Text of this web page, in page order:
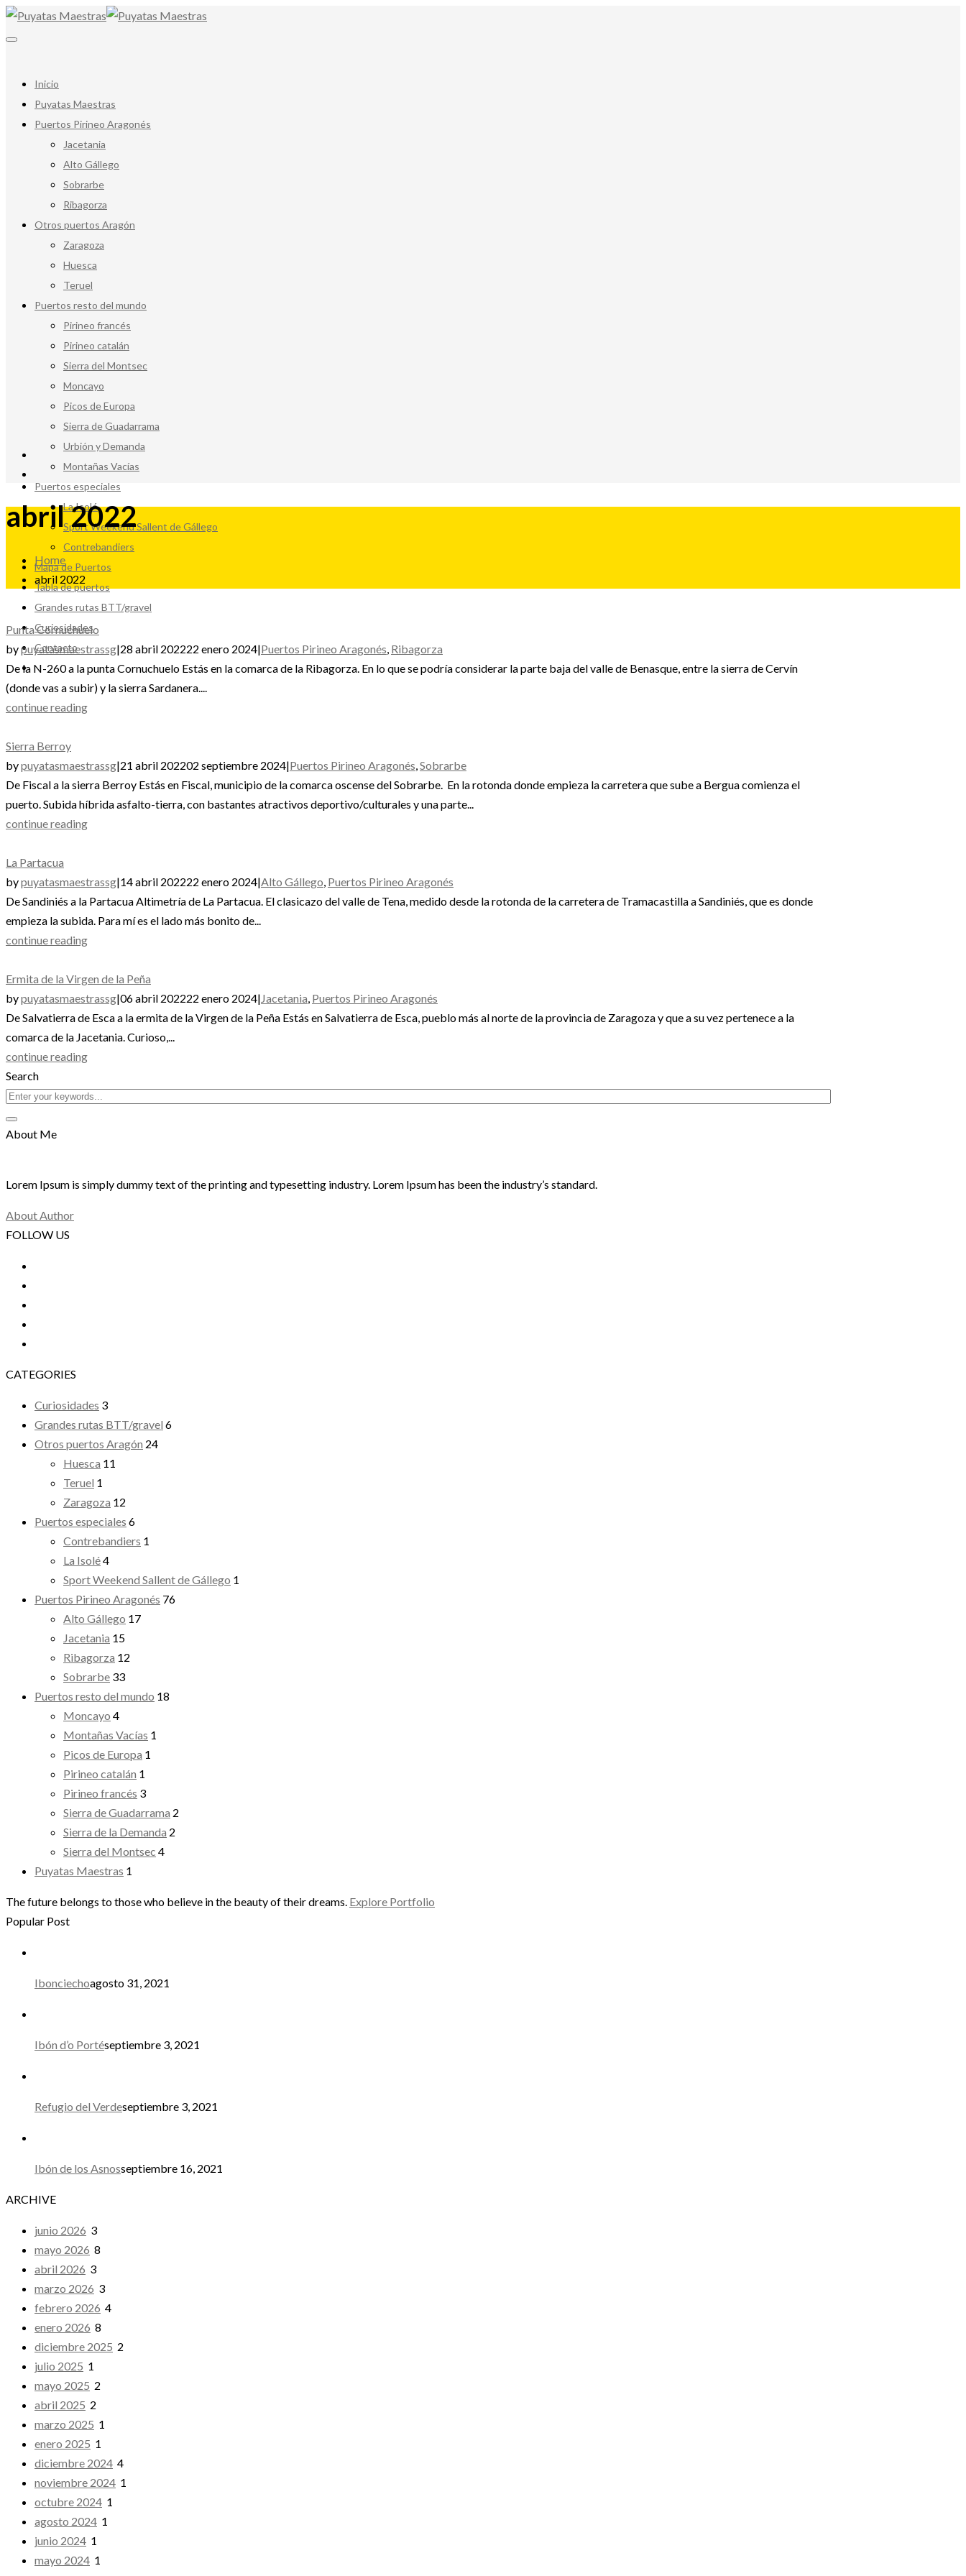
Inicio
Puyatas Maestras
Puertos Pirineo Aragonés
Jacetania
Alto Gállego
Sobrarbe
Ribagorza
Otros puertos Aragón
Zaragoza
Huesca
Teruel
Puertos resto del mundo
Pirineo francés
Pirineo catalán
Sierra del Montsec
Moncayo
Picos de Europa
Sierra de Guadarrama
Urbión y Demanda
Montañas Vacías
Puertos especiales
La Isolé
Sport Weekend Sallent de Gállego
Contrebandiers
Mapa de Puertos
Tabla de puertos
Grandes rutas BTT/gravel
Curiosidades
Contacto
abril 2022
Home
abril 2022
Punta Cornuchuelo
bypuyatasmaestrassg|28 abril 202222 enero 2024|Puertos Pirineo Aragonés, Ribagorza
De la N-260 a la punta Cornuchuelo Estás en la comarca de la Ribagorza. En lo que se podría considerar la parte baja del valle de Benasque, entre la sierra de Cervín
(donde vas a subir) y la sierra Sardanera....
continue reading
Sierra Berroy
bypuyatasmaestrassg|21 abril 202202 septiembre 2024|Puertos Pirineo Aragonés,Sobrarbe
De Fiscal a la sierra Berroy Estás en Fiscal, municipio de la comarca oscense del Sobrarbe. En la rotonda donde empieza la carretera que sube a Bergua comienza el
puerto. Subida híbrida asfalto-tierra, con bastantes atractivos deportivo/culturales y una parte...
continue reading
La Partacua
bypuyatasmaestrassg|14 abril 202222 enero 2024|Alto Gállego, Puertos Pirineo Aragonés
De Sandiniés a la Partacua Altimetría de La Partacua. El clasicazo del valle de Tena, medido desde la rotonda de la carretera de Tramacastilla a Sandiniés, que es donde
empieza la subida. Para mí es el lado más bonito de...
continue reading
Ermita de la Virgen de la Peña
bypuyatasmaestrassg|06 abril 202222 enero 2024|Jacetania, Puertos Pirineo Aragonés
De Salvatierra de Esca a la ermita de la Virgen de la Peña Estás en Salvatierra de Esca, pueblo más al norte de la provincia de Zaragoza y que a su vez pertenece a la
comarca de la Jacetania. Curioso,...
continue reading
Search
About Me
Lorem Ipsum is simply dummy text of the printing and typesetting industry. Lorem Ipsum has been the industry’s standard.
About Author
FOLLOW US
CATEGORIES
Curiosidades 3
Grandes rutas BTT/gravel 6
Otros puertos Aragón 24
Huesca 11
Teruel 1
Zaragoza 12
Puertos especiales 6
Contrebandiers 1
La Isolé4
Sport Weekend Sallent de Gállego 1
Puertos Pirineo Aragonés 76
Alto Gállego 17
Jacetania 15
Ribagorza 12
Sobrarbe 33
Puertos resto del mundo 18
Moncayo 4
Montañas Vacías 1
Picos de Europa 1
Pirineo catalán 1
Pirineo francés 3
Sierra de Guadarrama 2
Sierra de la Demanda 2
Sierra del Montsec 4
Puyatas Maestras 1
The future belongs to those who believe in the beauty of their dreams. Explore Portfolio
Popular Post
Ibonciechoagosto 31, 2021
Ibón d’o Portéseptiembre 3, 2021
Refugio del Verdeseptiembre 3, 2021
Ibón de los Asnosseptiembre 16, 2021
ARCHIVE
junio 2026 3
mayo 2026 8
abril 2026 3
marzo 2026 3
febrero 2026 4
enero 2026 8
diciembre 2025 2
julio 2025 1
mayo 2025 2
abril 2025 2
marzo 2025 1
enero 2025 1
diciembre 2024 4
noviembre 2024 1
octubre 2024 1
agosto 2024 1
junio 2024 1
mayo 2024 1